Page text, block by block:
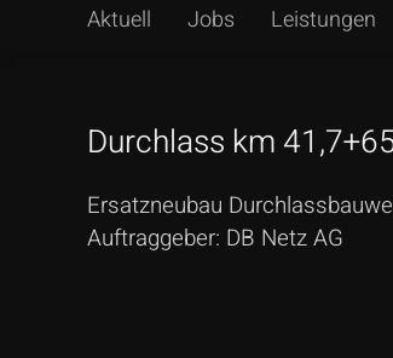
Aktuell Jobs Leistungen
Durchlass km
Ersatzneubau
Auftraggeber: DB Netz AG